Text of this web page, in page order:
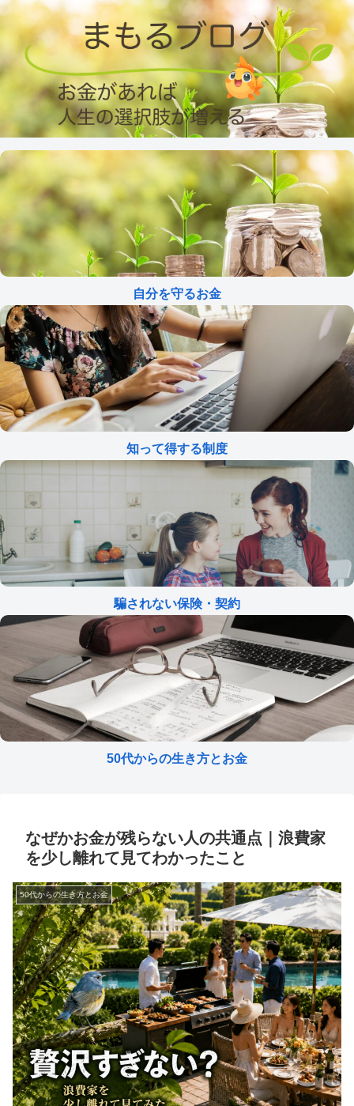
自分を守るお金
知って得する制度
騙されない保険・契約
50代からの生き方とお金
なぜかお金が残らない人の共通点｜浪費家
を少し離れて見てわかったこと
50代からの生き方とお金